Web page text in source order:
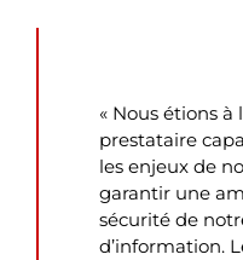
« Nous étions à
prestataire
les enjeux de
garantir une
sécurité de
d’information.